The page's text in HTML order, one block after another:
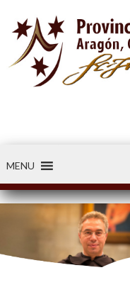
MENU
-----34